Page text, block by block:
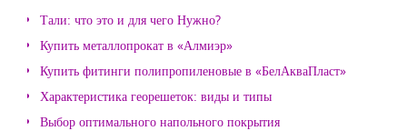
Тали: что это и для чего Нужно?
Купить металлопрокат в «Алмиэр»
Купить фитинги полипропиленовые в «БелАкваПласт»
Характеристика георешеток: виды и типы
Выбор оптимального напольного покрытия